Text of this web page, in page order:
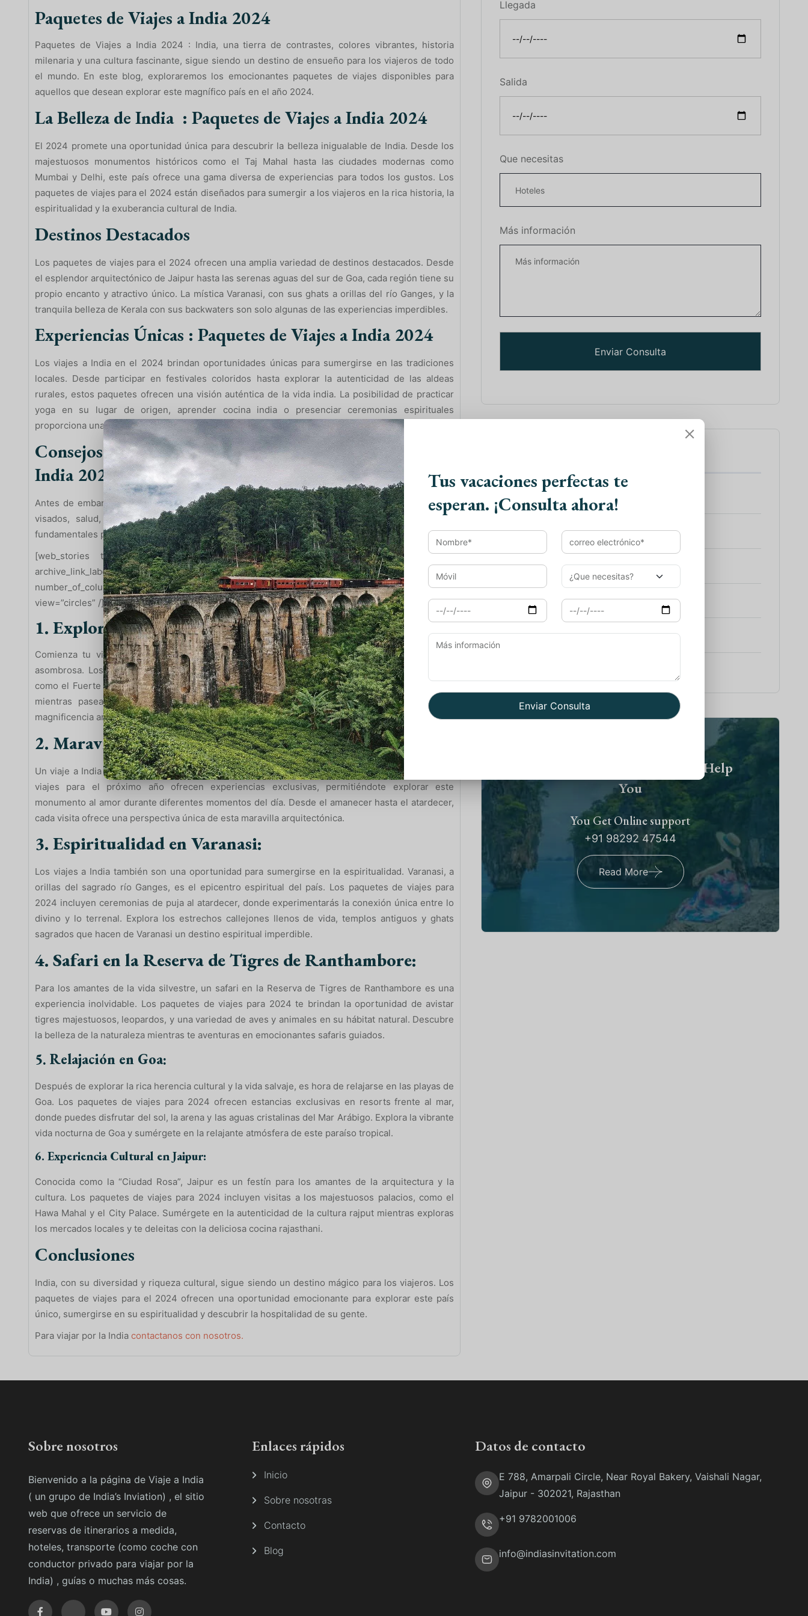
Paquetes de Viajes a India 2024
Paquetes de Viajes a India 2024 : India, una tierra de contrastes, colores vibrantes, historia
milenaria y una cultura fascinante, sigue siendo un destino de ensueño para los viajeros de todo
el mundo. En este blog, exploraremos los emocionantes paquetes de viajes disponibles para
aquellos que desean explorar este magnífico país en el año 2024.
La Belleza de India : Paquetes de Viajes a India 2024
El 2024 promete una oportunidad única para descubrir la belleza inigualable de India. Desde los
majestuosos monumentos históricos como el Taj Mahal hasta las ciudades modernas como
Mumbai y Delhi, este país ofrece una gama diversa de experiencias para todos los gustos. Los
paquetes de viajes para el 2024 están diseñados para sumergir a los viajeros en la rica historia, la
espiritualidad y la exuberancia cultural de India.
Destinos Destacados
Los paquetes de viajes para el 2024 ofrecen una amplia variedad de destinos destacados. Desde
el esplendor arquitectónico de Jaipur hasta las serenas aguas del sur de Goa, cada región tiene su
propio encanto y atractivo único. La mística Varanasi, con sus ghats a orillas del río Ganges, y la
tranquila belleza de Kerala con sus backwaters son solo algunas de las experiencias imperdibles.
Experiencias Únicas : Paquetes de Viajes a India 2024
Los viajes a India en el 2024 brindan oportunidades únicas para sumergirse en las tradiciones
locales. Desde participar en festivales coloridos hasta explorar la autenticidad de las aldeas
rurales, estos paquetes ofrecen una visión auténtica de la vida india. La posibilidad de practicar
yoga en su lugar de origen, aprender cocina india o presenciar ceremonias espirituales
proporciona una conexión más profunda con la cultura del país.
Consejos de Viaje y Preparación : Paquetes de Viajes a
India 2024
Antes de embarcarse en este viaje extraordinario, es esencial estar preparado. Consejos sobre
visados, salud, vestimenta adecuada y aspectos culturales a tener en cuenta pueden ser
fundamentales para disfrutar plenamente de la experiencia en India.
[web_stories title=”false” excerpt=”false” author=”false” date=”false” archive_link=”true”
archive_link_label=”” circle_size=”150″ sharp_corners=”false” image_alignment=”left”
number_of_columns=”1″ number_of_stories=”20″ order=”DESC” orderby=”post_title”
view=”circles” /]
1. Explorando la Historia en Delhi:
Comienza tu viaje en la capital, Delhi, donde el pasado y el presente coexisten de manera
asombrosa. Los paquetes de viajes para 2024 ofrecen visitas guiadas a lugares emblemáticos
como el Fuerte Rojo, la Jama Masjid y el Qutub Minar. Sumérgete en la rica historia de la ciudad
mientras paseas por los callejones del bullicioso bazar de Chandni Chowk y descubre la
magnificencia arquitectónica de la India antigua.
2. Maravíllate ante el Taj Mahal en Agra:
Un viaje a India no estaría completo sin una visita al icónico Taj Mahal en Agra. Los paquetes de
viajes para el próximo año ofrecen experiencias exclusivas, permitiéndote explorar este
monumento al amor durante diferentes momentos del día. Desde el amanecer hasta el atardecer,
cada visita ofrece una perspectiva única de esta maravilla arquitectónica.
3. Espiritualidad en Varanasi:
Los viajes a India también son una oportunidad para sumergirse en la espiritualidad. Varanasi, a
orillas del sagrado río Ganges, es el epicentro espiritual del país. Los paquetes de viajes para
2024 incluyen ceremonias de puja al atardecer, donde experimentarás la conexión única entre lo
divino y lo terrenal. Explora los estrechos callejones llenos de vida, templos antiguos y ghats
sagrados que hacen de Varanasi un destino espiritual imperdible.
4. Safari en la Reserva de Tigres de Ranthambore:
Para los amantes de la vida silvestre, un safari en la Reserva de Tigres de Ranthambore es una
experiencia inolvidable. Los paquetes de viajes para 2024 te brindan la oportunidad de avistar
tigres majestuosos, leopardos, y una variedad de aves y animales en su hábitat natural. Descubre
la belleza de la naturaleza mientras te aventuras en emocionantes safaris guiados.
5. Relajación en Goa:
Después de explorar la rica herencia cultural y la vida salvaje, es hora de relajarse en las playas de
Goa. Los paquetes de viajes para 2024 ofrecen estancias exclusivas en resorts frente al mar,
donde puedes disfrutar del sol, la arena y las aguas cristalinas del Mar Arábigo. Explora la vibrante
vida nocturna de Goa y sumérgete en la relajante atmósfera de este paraíso tropical.
6. Experiencia Cultural en Jaipur:
Conocida como la “Ciudad Rosa”, Jaipur es un festín para los amantes de la arquitectura y la
cultura. Los paquetes de viajes para 2024 incluyen visitas a los majestuosos palacios, como el
Hawa Mahal y el City Palace. Sumérgete en la autenticidad de la cultura rajput mientras exploras
los mercados locales y te deleitas con la deliciosa cocina rajasthani.
Conclusiones
India, con su diversidad y riqueza cultural, sigue siendo un destino mágico para los viajeros. Los
paquetes de viajes para el 2024 ofrecen una oportunidad emocionante para explorar este país
único, sumergirse en su espiritualidad y descubrir la hospitalidad de su gente.
Para viajar por la India contactanos con nosotros.
Llegada
Salida
Que necesitas
Más información
Viaje a India
Viaje Sur de la India
Viaje a Rajasthan con Varanasi
Viajes Rajasthan
Viaje a India y Nepal
Need Help? We Are Here To Help
You
You Get Online support
+91 98292 47544
Read More
Sobre nosotros
Bienvenido a la página de Viaje a India
( un grupo de India’s Inviation) , el sitio
web que ofrece un servicio de
reservas de itinerarios a medida,
hoteles, transporte (como coche con
conductor privado para viajar por la
India) , guías o muchas más cosas.
Enlaces rápidos
Inicio
Sobre nosotras
Contacto
Blog
Datos de contacto
E 788, Amarpali Circle, Near Royal Bakery, Vaishali Nagar,
Jaipur - 302021, Rajasthan
+91 9782001006
info@indiasinvitation.com
Tus vacaciones perfectas te
esperan. ¡Consulta ahora!